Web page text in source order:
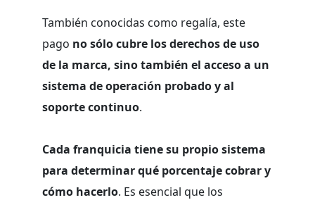
También conocidas como regalía, este
pago no sólo cubre los derechos de uso
de la marca, sino también el acceso a un
sistema de operación probado y al
soporte continuo.
Cada franquicia tiene su propio sistema
para determinar qué porcentaje cobrar y
cómo hacerlo. Es esencial que los